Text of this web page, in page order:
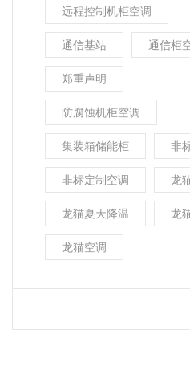
远程控制机柜空调
通信基站 通信柜
郑重声明
防腐蚀机柜空调
集装箱储能柜 非
非标定制空调 龙
龙猫夏天降温 龙
龙猫空调